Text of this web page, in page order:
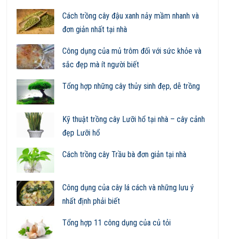
Cách trồng cây đậu xanh nảy mầm nhanh và
đơn giản nhất tại nhà
Công dụng của mủ trôm đối với sức khỏe và
sắc đẹp mà ít người biết
Tổng hợp những cây thủy sinh đẹp, dễ trồng
Kỹ thuật trồng cây Lưỡi hổ tại nhà – cây cảnh
đẹp Lưỡi hổ
Cách trồng cây Trầu bà đơn giản tại nhà
Công dụng của cây lá cách và những lưu ý
nhất định phải biết
Tổng hợp 11 công dụng của củ tỏi